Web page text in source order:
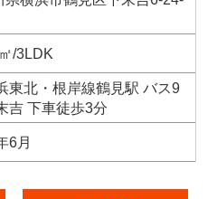
/3LDK
東北・根岸線鶴見駅 バス9
吉 下車徒歩3分
6月